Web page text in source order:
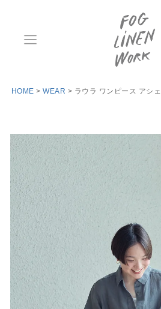
HOME WEAR ラウラ ワンピース アシェ